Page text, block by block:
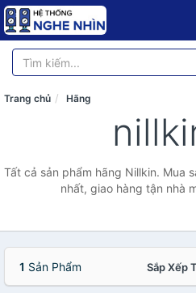
Trang chủ Hãng
Tất cả sản phẩm hãng Nillkin. Mua
nhất, giao hàng tận nhà
1 Sản Phẩm Sắp Xếp